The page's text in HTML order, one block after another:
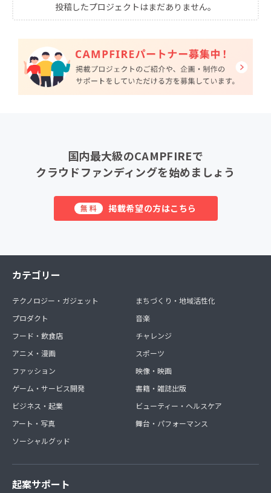
投稿したプロジェクトはまだありません。
国内最大級のCAMPFIREで
クラウドファンディングを始めましょう
無料 掲載希望の方はこちら
カテゴリー
テクノロジー・ガジェット
プロダクト
フード・飲食店
アニメ・漫画
ファッション
ゲーム・サービス開発
ビジネス・起業
アート・写真
ソーシャルグッド
まちづくり・地域活性化
音楽
チャレンジ
スポーツ
映像・映画
書籍・雑誌出版
ビューティー・ヘルスケア
舞台・パフォーマンス
起案サポート